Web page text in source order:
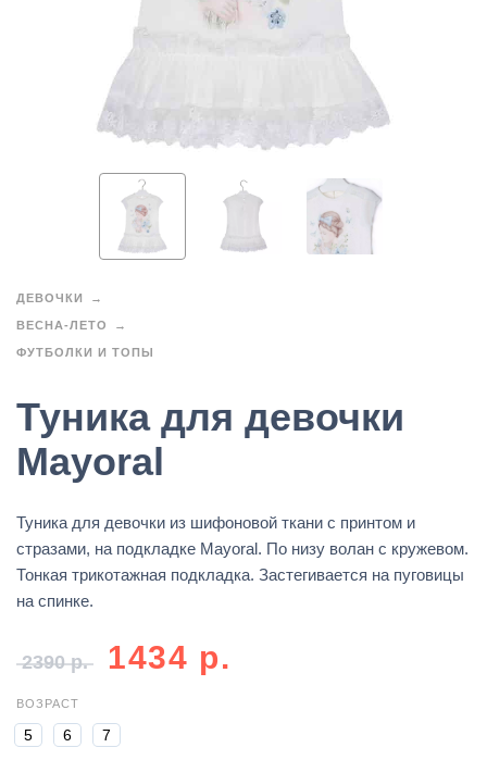
ДЕВОЧКИ
ВЕСНА-ЛЕТО
ФУТБОЛКИ И ТОПЫ
Туника для девочки
Mayoral
Туника для девочки из шифоновой ткани с принтом и
стразами, на подкладке Mayoral. По низу волан с кружевом.
Тонкая трикотажная подкладка. Застегивается на пуговицы
на спинке.
2390р. 1434 р.
ВОЗРАСТ
5 6 7